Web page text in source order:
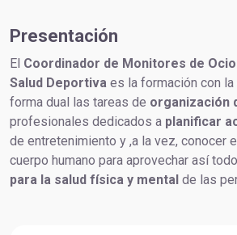
Presentación
El Coordinador de Monitores de
Salud Deportiva es la formación con la
forma dual las tareas de organización
profesionales dedicados a planificar
de entretenimiento y ,a la vez, conocer
cuerpo humano para aprovechar así
para la salud física y mental de las